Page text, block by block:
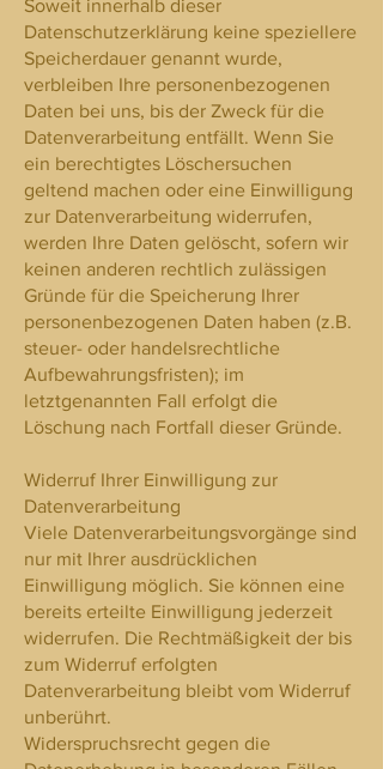
Soweit innerhalb dieser
Datenschutzerklärung keine speziellere
Speicherdauer genannt wurde,
verbleiben Ihre personenbezogenen
Daten bei uns, bis der Zweck für die
Datenverarbeitung entfällt. Wenn Sie
ein berechtigtes Löschersuchen
geltend machen oder eine Einwilligung
zur Datenverarbeitung widerrufen,
werden Ihre Daten gelöscht, sofern wir
keinen anderen rechtlich zulässigen
Gründe für die Speicherung Ihrer
personenbezogenen Daten haben (z.B.
steuer- oder handelsrechtliche
Aufbewahrungsfristen); im
letztgenannten Fall erfolgt die
Löschung nach Fortfall dieser Gründe.
Widerruf Ihrer Einwilligung zur
Datenverarbeitung
Viele Datenverarbeitungsvorgänge sind
nur mit Ihrer ausdrücklichen
Einwilligung möglich. Sie können eine
bereits erteilte Einwilligung jederzeit
widerrufen. Die Rechtmäßigkeit der bis
zum Widerruf erfolgten
Datenverarbeitung bleibt vom Widerruf
unberührt.
Widerspruchsrecht gegen die